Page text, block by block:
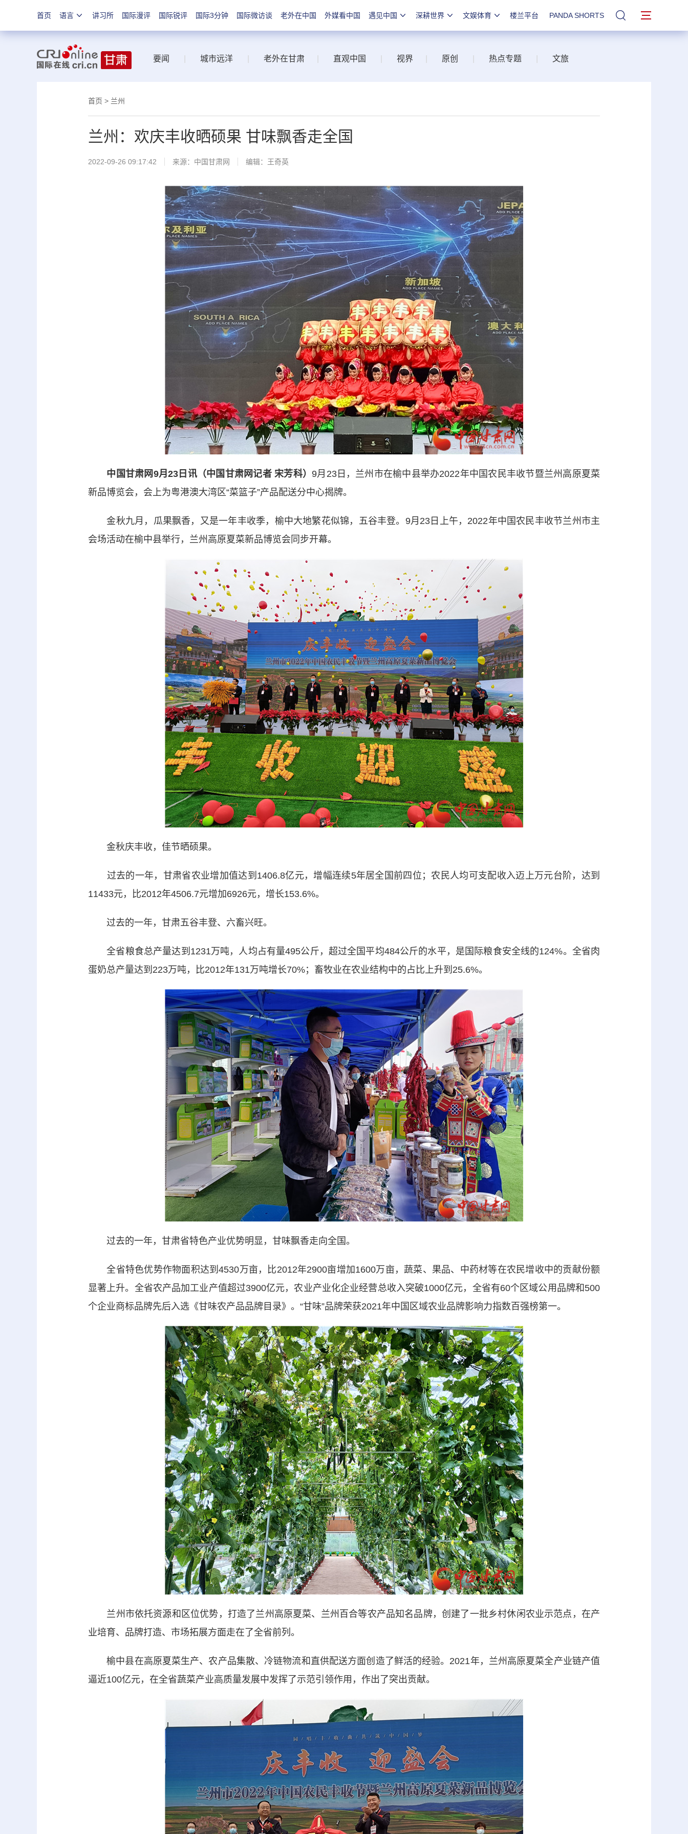
首页 语言 讲习所 国际漫评 国际锐评 国际3分钟 国际微访谈 老外在中国 外媒看中国 遇见中国 深耕世界 文娱体育 楼兰平台 PANDA SHORTS 站内搜索
要闻 城市远洋 老外在甘肃 直观中国 视界 原创 热点专题 文旅
首页 > 兰州
兰州：欢庆丰收晒硕果 甘味飘香走全国
2022-09-26 09:17:42 来源： 中国甘肃网 编辑：王奇英
中国甘肃网9月23日讯（中国甘肃网记者 宋芳科）9月23日，兰州市在榆中县举办2022年中国农民丰收节暨兰州高原夏菜
新品博览会，会上为粤港澳大湾区“菜篮子”产品配送分中心揭牌。
金秋九月，瓜果飘香，又是一年丰收季，榆中大地繁花似锦，五谷丰登。9月23日上午，2022年中国农民丰收节兰州市主
会场活动在榆中县举行，兰州高原夏菜新品博览会同步开幕。
金秋庆丰收，佳节晒硕果。
过去的一年，甘肃省农业增加值达到1406.8亿元，增幅连续5年居全国前四位；农民人均可支配收入迈上万元台阶，达到
11433元，比2012年4506.7元增加6926元，增长153.6%。
过去的一年，甘肃五谷丰登、六畜兴旺。
全省粮食总产量达到1231万吨，人均占有量495公斤，超过全国平均484公斤的水平，是国际粮食安全线的124%。全省肉
蛋奶总产量达到223万吨，比2012年131万吨增长70%；畜牧业在农业结构中的占比上升到25.6%。
过去的一年，甘肃省特色产业优势明显，甘味飘香走向全国。
全省特色优势作物面积达到4530万亩，比2012年2900亩增加1600万亩，蔬菜、果品、中药材等在农民增收中的贡献份额
显著上升。全省农产品加工业产值超过3900亿元，农业产业化企业经营总收入突破1000亿元，全省有60个区域公用品牌和500
个企业商标品牌先后入选《甘味农产品品牌目录》。“甘味”品牌荣获2021年中国区域农业品牌影响力指数百强榜第一。
兰州市依托资源和区位优势，打造了兰州高原夏菜、兰州百合等农产品知名品牌，创建了一批乡村休闲农业示范点，在产
业培育、品牌打造、市场拓展方面走在了全省前列。
榆中县在高原夏菜生产、农产品集散、冷链物流和直供配送方面创造了鲜活的经验。2021年，兰州高原夏菜全产业链产值
逼近100亿元，在全省蔬菜产业高质量发展中发挥了示范引领作用，作出了突出贡献。